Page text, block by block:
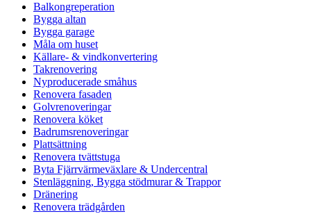
Balkongreperation
Bygga altan
Bygga garage
Måla om huset
Källare- & vindkonvertering
Takrenovering
Nyproducerade småhus
Renovera fasaden
Golvrenoveringar
Renovera köket
Badrumsrenoveringar
Plattsättning
Renovera tvättstuga
Byta Fjärrvärmeväxlare & Undercentral
Stenläggning, Bygga stödmurar & Trappor
Dränering
Renovera trädgården